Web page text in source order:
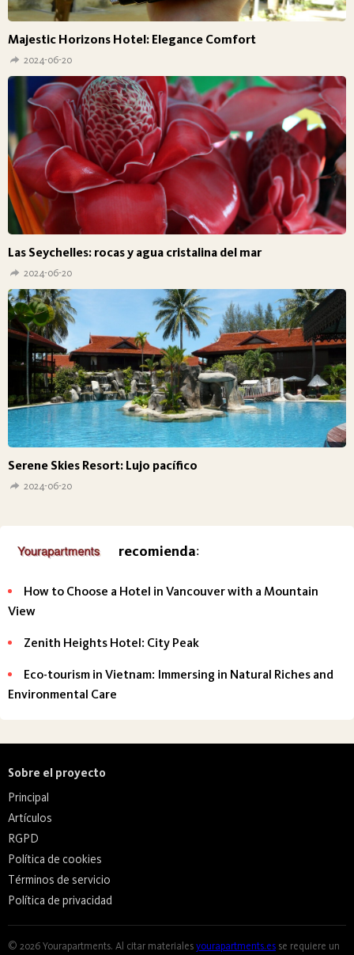
Majestic Horizons Hotel: Elegance Comfort
2024-06-20
Las Seychelles: rocas y agua cristalina del mar
2024-06-20
Serene Skies Resort: Lujo pacífico
2024-06-20
recomienda:
How to Choose a Hotel in Vancouver with a Mountain
View
Zenith Heights Hotel: City Peak
Eco-tourism in Vietnam: Immersing in Natural Riches and
Environmental Care
Sobre el proyecto
Principal
Artículos
RGPD
Política de cookies
Términos de servicio
Política de privacidad
© 2026 Yourapartments. Al citar materiales yourapartments.es se requiere un